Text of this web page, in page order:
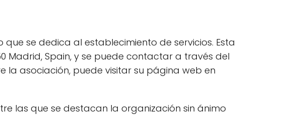
se dedica al establecimiento de servicios. Esta
Madrid, Spain, y se puede contactar a través del
la asociación, puede visitar su página web en
las que se destacan la organización sin ánimo